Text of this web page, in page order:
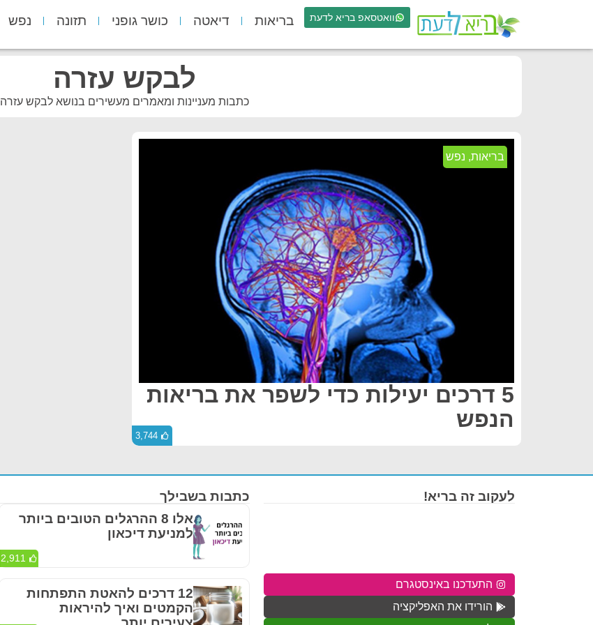
וואטסאפ בריא לדעת בריאות דיאטה כושר גופני תזונה נפש
לבקש עזרה
כתבות מעניינות ומאמרים מעשירים בנושא לבקש עזרה
בריאות, נפש
5 דרכים יעילות כדי לשפר את בריאות
הנפש
3,744
כתבות בשבילך
אלו 8 ההרגלים הטובים ביותר
למניעת דיכאון
2,911
12 דרכים להאטת התפתחות
הקמטים ואיך להיראות
לעקוב זה בריא!
התעדכנו באינסטגרם
הורידו את האפליקציה